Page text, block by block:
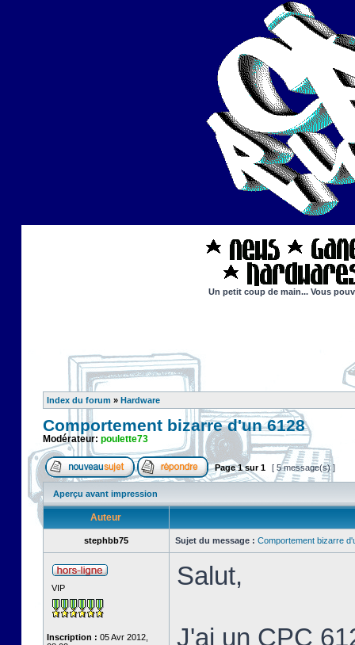
Un petit coup de main... Vous
Index du forum » Hardware
Comportement bizarre d'un 6128
Modérateur: poulette73
Page1sur1 [ 5 message(s) ]
Aperçu avant impression
Auteur
stephbb75 Sujet du message : Comportement bizarre
VIP
Inscription : 05 Avr 2012,
Salut,
J'ai un CPC